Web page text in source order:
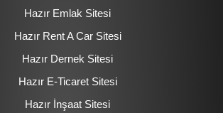
Hazır Emlak Sitesi
Hazır Rent A Car Sitesi
Hazır Dernek Sitesi
Hazır E-Ticaret Sitesi
Hazır İnşaat Sitesi